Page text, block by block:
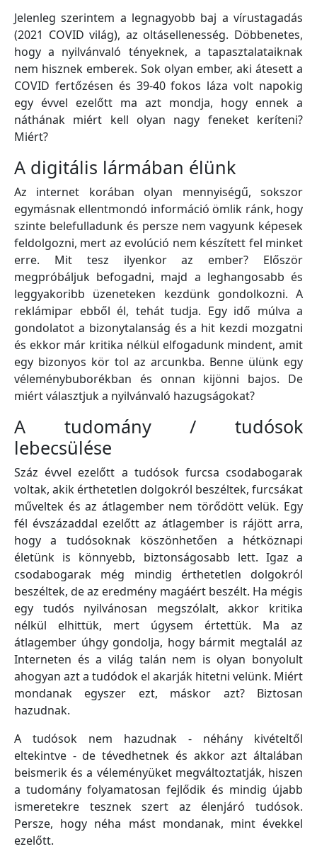
Jelenleg szerintem a legnagyobb baj a vírustagadás
(2021 COVID világ), az oltásellenesség. Döbbenetes,
hogy a nyilvánvaló tényeknek, a tapasztalataiknak
nem hisznek emberek. Sok olyan ember, aki átesett a
COVID fertőzésen és 39-40 fokos láza volt napokig
egy évvel ezelőtt ma azt mondja, hogy ennek a
náthának miért kell olyan nagy feneket keríteni?
Miért?
A digitális lármában élünk
Az internet korában olyan mennyiségű, sokszor
egymásnak ellentmondó információ ömlik ránk, hogy
szinte belefulladunk és persze nem vagyunk képesek
feldolgozni, mert az evolúció nem készített fel minket
erre. Mit tesz ilyenkor az ember? Először
megpróbáljuk befogadni, majd a leghangosabb és
leggyakoribb üzeneteken kezdünk gondolkozni. A
reklámipar ebből él, tehát tudja. Egy idő múlva a
gondolatot a bizonytalanság és a hit kezdi mozgatni
és ekkor már kritika nélkül elfogadunk mindent, amit
egy bizonyos kör tol az arcunkba. Benne ülünk egy
véleménybuborékban és onnan kijönni bajos. De
miért választjuk a nyilvánvaló hazugságokat?
A tudomány / tudósok
lebecsülése
Száz évvel ezelőtt a tudósok furcsa csodabogarak
voltak, akik érthetetlen dolgokról beszéltek, furcsákat
műveltek és az átlagember nem törődött velük. Egy
fél évszázaddal ezelőtt az átlagember is rájött arra,
hogy a tudósoknak köszönhetően a hétköznapi
életünk is könnyebb, biztonságosabb lett. Igaz a
csodabogarak még mindig érthetetlen dolgokról
beszéltek, de az eredmény magáért beszélt. Ha mégis
egy tudós nyilvánosan megszólalt, akkor kritika
nélkül elhittük, mert úgysem értettük. Ma az
átlagember úhgy gondolja, hogy bármit megtalál az
Interneten és a világ talán nem is olyan bonyolult
ahogyan azt a tudódok el akarják hitetni velünk. Miért
mondanak egyszer ezt, máskor azt? Biztosan
hazudnak.
A tudósok nem hazudnak - néhány kivételtől
eltekintve - de tévedhetnek és akkor azt általában
beismerik és a véleményüket megváltoztatják, hiszen
a tudomány folyamatosan fejlődik és mindig újabb
ismeretekre tesznek szert az élenjáró tudósok.
Persze, hogy néha mást mondanak, mint évekkel
ezelőtt.